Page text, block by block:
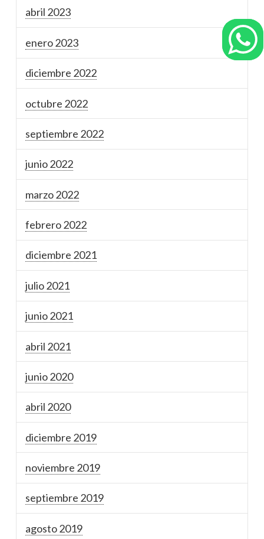
abril 2023
enero 2023
diciembre 2022
octubre 2022
septiembre 2022
junio 2022
marzo 2022
febrero 2022
diciembre 2021
julio 2021
junio 2021
abril 2021
junio 2020
abril 2020
diciembre 2019
noviembre 2019
septiembre 2019
agosto 2019